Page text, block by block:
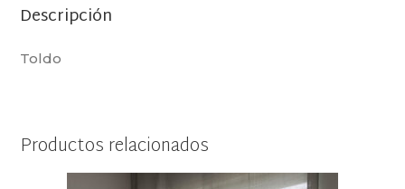
Descripción
Toldo
Productos relacionados